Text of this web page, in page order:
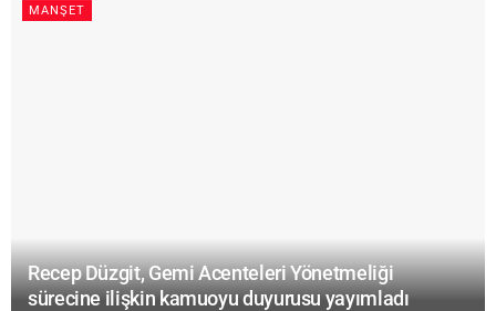
MANŞET
Recep Düzgit, Gemi Acenteleri Yönetmeliği
sürecine ilişkin kamuoyu duyurusu yayımladı